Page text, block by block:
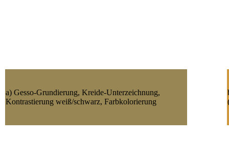
a) Gesso-Grundierung, Kreide-Unterzeichnung,
Kontrastierung weiß/schwarz, Farbkolorierung